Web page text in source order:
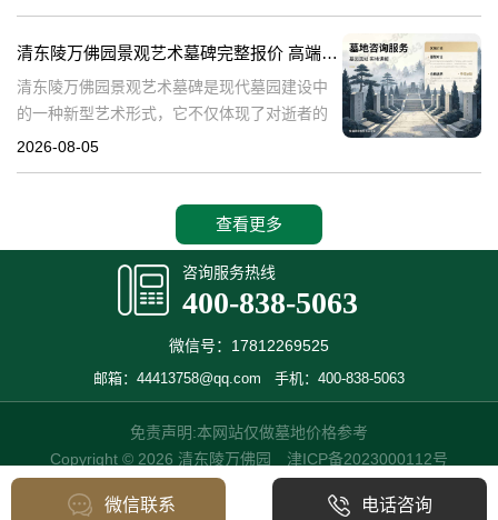
清东陵万佛园景观艺术墓碑完整报价 高端墓型大额直降活动详解
清东陵万佛园景观艺术墓碑是现代墓园建设中
的一种新型艺术形式，它不仅体现了对逝者的
尊重和缅怀，更是一种文化艺术的传承。本文
2026-08-05
查看更多
咨询服务热线
400-838-5063
微信号：17812269525
邮箱：44413758@qq.com 手机：400-838-5063
免责声明:本网站仅做墓地价格参考
Copyright © 2026 清东陵万佛园 津ICP备2023000112号
微信联系 电话咨询